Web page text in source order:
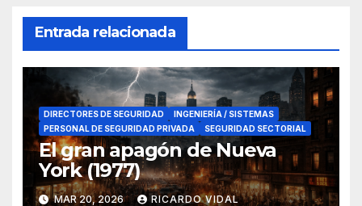
Entrada relacionada
DIRECTORES DE SEGURIDAD
INGENIERÍA / SISTEMAS
PERSONAL DE SEGURIDAD PRIVADA
SEGURIDAD SECTORIAL
El gran apagón de Nueva
York (1977)
MAR 20, 2026 RICARDO VIDAL